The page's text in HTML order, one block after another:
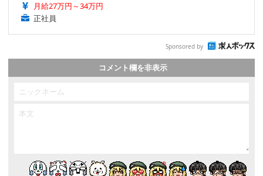
月給27万円～34万円
正社員
Sponsored by
コメント欄を非表示